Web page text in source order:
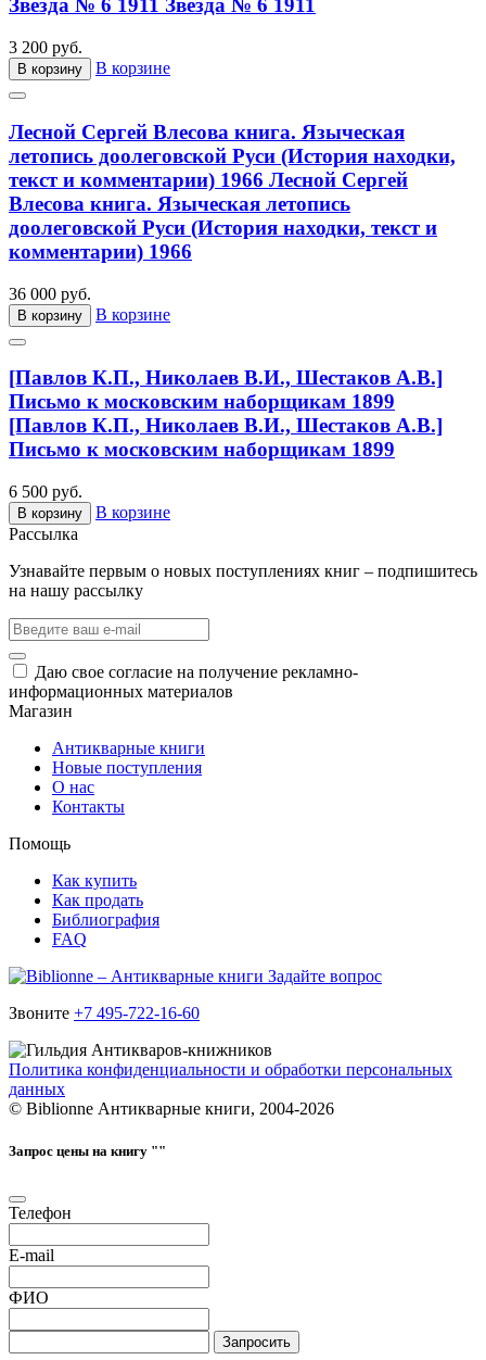
Звезда № 6 1911 Звезда № 6 1911
3 200 руб.
В корзину В корзине
Лесной Сергей Влесова книга. Языческая
летопись доолеговской Руси (История находки,
текст и комментарии) 1966 Лесной Сергей
Влесова книга. Языческая летопись
доолеговской Руси (История находки, текст и
комментарии) 1966
36 000 руб.
В корзину В корзине
[Павлов К.П., Николаев В.И., Шестаков А.В.]
Письмо к московским наборщикам 1899
[Павлов К.П., Николаев В.И., Шестаков А.В.]
Письмо к московским наборщикам 1899
6 500 руб.
В корзину
В корзине
Рассылка
Узнавайте первым о новых поступлениях книг – подпишитесь
на нашу рассылку
Даю свое согласие на получение рекламно-
информационных материалов
Магазин
Антикварные книги
Новые поступления
О нас
Контакты
Помощь
Как купить
Как продать
Библиография
FAQ
Задайте вопрос
Звоните +7 495-722-16-60
Политика конфиденциальности и обработки персональных
данных
© Biblionne Антикварные книги, 2004-2026
Запрос цены на книгу ""
Телефон
E-mail
ФИО
Запросить